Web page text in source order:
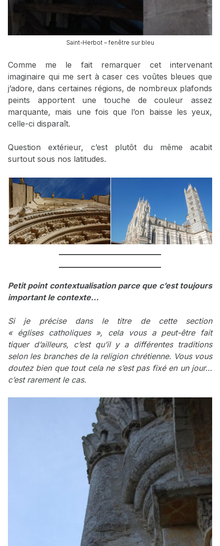
Saint-Herbot – fenêtre sur bleu
Comme me le fait remarquer cet intervenant
imaginaire qui me sert à caser ces voûtes bleues que
j’adore, dans certaines régions, de nombreux plafonds
peints apportent une touche de couleur assez
marquante, mais une fois que l’on baisse les yeux,
celle-ci disparaît.
Question extérieur, c’est plutôt du même acabit
surtout sous nos latitudes.
Petit point contextualisation parce que c’est toujours
important le contexte…
Si je précise dans le titre de cette section
« églises catholiques », cela vous a peut-être fait
tiquer d’ailleurs, c’est qu’il y a différentes traditions
selon les branches de la religion chrétienne. Vous vous
doutez bien que tout cela ne s’est pas fixé en un jour…
c’est rarement le cas.